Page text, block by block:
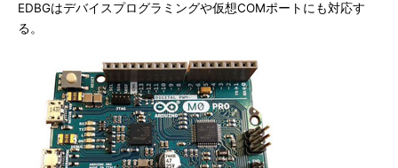
EDBGはデバイスプログラミングや仮想COMポートにも対応す
る。